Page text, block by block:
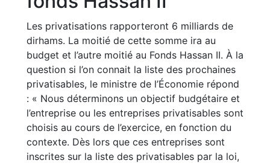
Les privatisations rapporteront 6 milliards de
dirhams. La moitié de cette somme ira au
budget et l’autre moitié au Fonds Hassan II. À la
question si l’on connait la liste des prochaines
privatisables, le ministre de l’Économie répond
: « Nous déterminons un objectif budgétaire et
l’entreprise ou les entreprises privatisables sont
choisis au cours de l’exercice, en fonction du
contexte. Dès lors que ces entreprises sont
inscrites sur la liste des privatisables par la loi,